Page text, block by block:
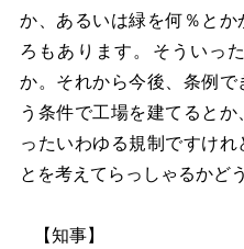
か、あるいは緑を何％とか
ろもあります。そういっ
か。それから今後、条例
う条件で工場を建てると
ったいわゆる規制ですけ
とを考えてらっしゃるかど
【知事】